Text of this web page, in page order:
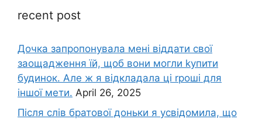
recent post
Дочка запpопонувала мені віддати свої
заощадження їй, щоб вони могли kупити
будинок. Але ж я відкладала ці rроші для
іншої мети. April 26, 2025
Після слів братової доньки я усвідомила, що